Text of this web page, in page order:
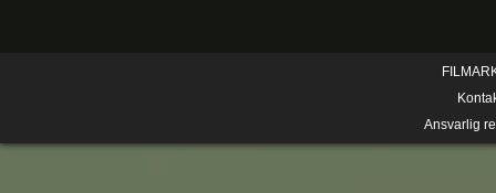
Ansvarlig